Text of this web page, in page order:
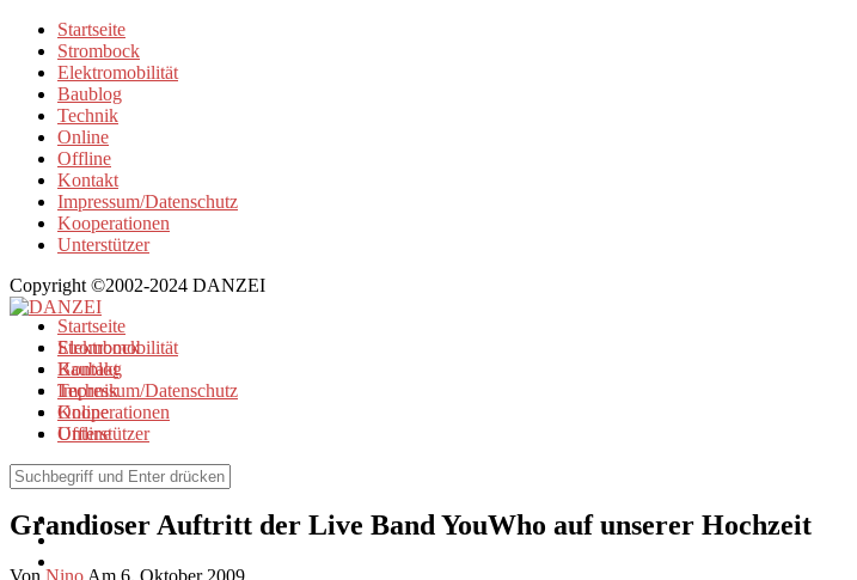
Startseite
Strombock
Elektromobilität
Baublog
Technik
Online
Offline
Kontakt
Impressum/Datenschutz
Kooperationen
Unterstützer
Copyright ©2002-2024 DANZEI
Startseite
Strombock
Kontakt
Impressum/Datenschutz
Kooperationen
Unterstützer
Elektromobilität
Baublog
Technik
Online
Offline
Offline
Grandioser Auftritt der Live Band YouWho auf unserer Hochzeit
Von Nino Am 6. Oktober 2009